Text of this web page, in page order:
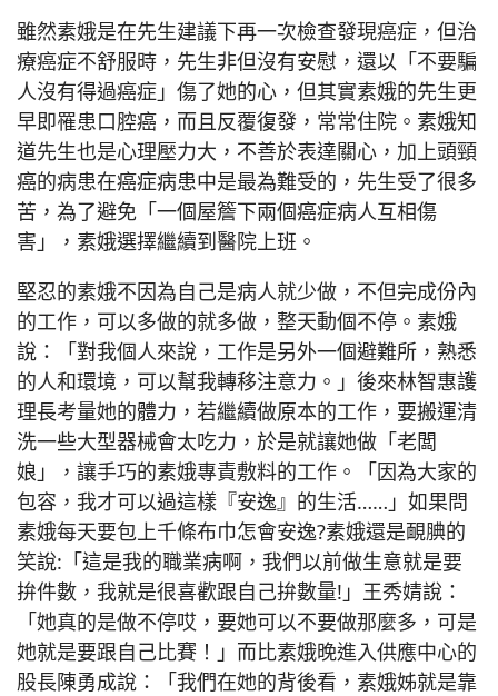
雖然素娥是在先生建議下再一次檢查發現癌症，但治
療癌症不舒服時，先生非但沒有安慰，還以「不要騙
人沒有得過癌症」傷了她的心，但其實素娥的先生更
早即罹患口腔癌，而且反覆復發，常常住院。素娥知
道先生也是心理壓力大，不善於表達關心，加上頭頸
癌的病患在癌症病患中是最為難受的，先生受了很多
苦，為了避免「一個屋簷下兩個癌症病人互相傷
害」，素娥選擇繼續到醫院上班。
堅忍的素娥不因為自己是病人就少做，不但完成份內
的工作，可以多做的就多做，整天動個不停。素娥
說：「對我個人來說，工作是另外一個避難所，熟悉
的人和環境，可以幫我轉移注意力。」後來林智惠護
理長考量她的體力，若繼續做原本的工作，要搬運清
洗一些大型器械會太吃力，於是就讓她做「老闆
娘」，讓手巧的素娥專責敷料的工作。「因為大家的
包容，我才可以過這樣『安逸』的生活……」如果問
素娥每天要包上千條布巾怎會安逸?素娥還是靦腆的
笑說:「這是我的職業病啊，我們以前做生意就是要
拚件數，我就是很喜歡跟自己拚數量!」王秀婧說：
「她真的是做不停哎，要她可以不要做那麼多，可是
她就是要跟自己比賽！」而比素娥晚進入供應中心的
股長陳勇成說：「我們在她的背後看，素娥姊就是靠